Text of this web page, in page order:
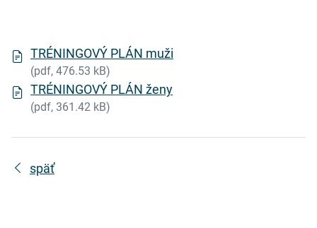
TRÉNINGOVÝ PLÁN muži
(pdf, 476.53 kB)
TRÉNINGOVÝ PLÁN ženy
(pdf, 361.42 kB)
späť